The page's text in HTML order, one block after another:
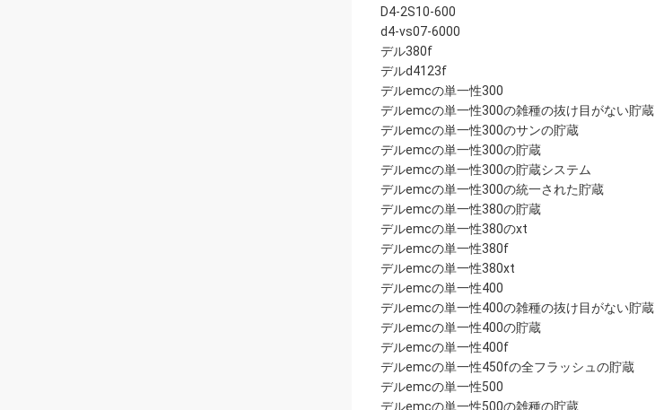
D4-2S10-600
d4-vs07-6000
デル380f
デルd4123f
デルemcの単一性300
デルemcの単一性300の雑種の抜け目がない貯蔵
デルemcの単一性300のサンの貯蔵
デルemcの単一性300の貯蔵
デルemcの単一性300の貯蔵システム
デルemcの単一性300の統一された貯蔵
デルemcの単一性380の貯蔵
デルemcの単一性380のxt
デルemcの単一性380f
デルemcの単一性380xt
デルemcの単一性400
デルemcの単一性400の雑種の抜け目がない貯蔵
デルemcの単一性400の貯蔵
デルemcの単一性400f
デルemcの単一性450fの全フラッシュの貯蔵
デルemcの単一性500
デルemcの単一性500の雑種の貯蔵